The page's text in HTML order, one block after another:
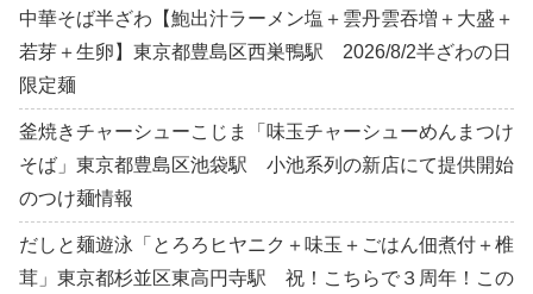
中華そば半ざわ【鮑出汁ラーメン塩＋雲丹雲吞増＋大盛＋
若芽＋生卵】東京都豊島区西巣鴨駅 2026/8/2半ざわの日
限定麺
釜焼きチャーシューこじま「味玉チャーシューめんまつけ
そば」東京都豊島区池袋駅 小池系列の新店にて提供開始
のつけ麺情報
だしと麺遊泳「とろろヒヤニク＋味玉＋ごはん佃煮付＋椎
茸」東京都杉並区東高円寺駅 祝！こちらで３周年！この